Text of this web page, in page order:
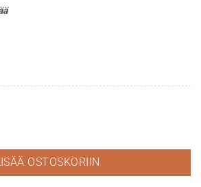
311 Hooker's green määrä
OSTOSKORIIN